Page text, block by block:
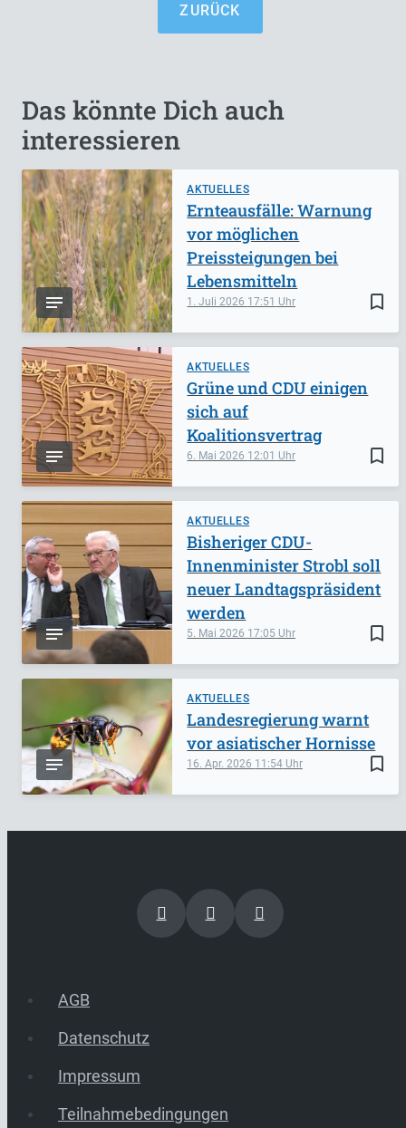
ZURÜCK
Das könnte Dich auch
interessieren
AKTUELLES
bookmark_border
1. Juli 2026 17:51
Ernteausfälle: Warnung
vor möglichen
Preissteigungen bei
Lebensmitteln
AKTUELLES
bookmark_border
6. Mai 2026 12:01
Grüne und CDU einigen
sich auf
Koalitionsvertrag
AKTUELLES
bookmark_border
5. Mai 2026 17:05
Bisheriger CDU-
Innenminister Strobl soll
neuer Landtagspräsident
werden
AKTUELLES
bookmark_border
16. Apr. 2026 11:54
Landesregierung warnt
vor asiatischer Hornisse
AGB
Datenschutz
Impressum
Teilnahmebedingungen